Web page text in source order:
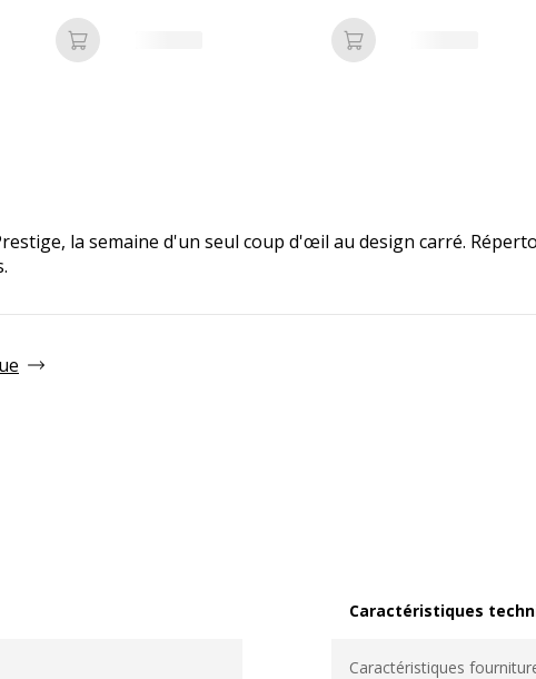
Ajouter au panier Ajouter au panier
la semaine d'un seul coup d'œil au design carré.
Caractéristiques
Caractéristiques